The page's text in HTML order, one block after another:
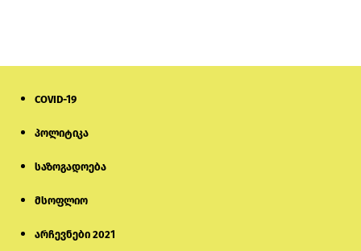
სომხეთში გამოძიება დაიწყო
COVID-19
პოლიტიკა
საზოგადოება
მსოფლიო
არჩევნები 2021